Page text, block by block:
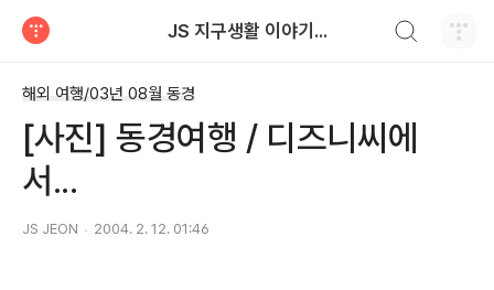
JS 지구생활 이야기...
해외 여행/03년 08월 동경
[사진] 동경여행 / 디즈니씨에
서...
JS JEON 2004. 2. 12. 01:46